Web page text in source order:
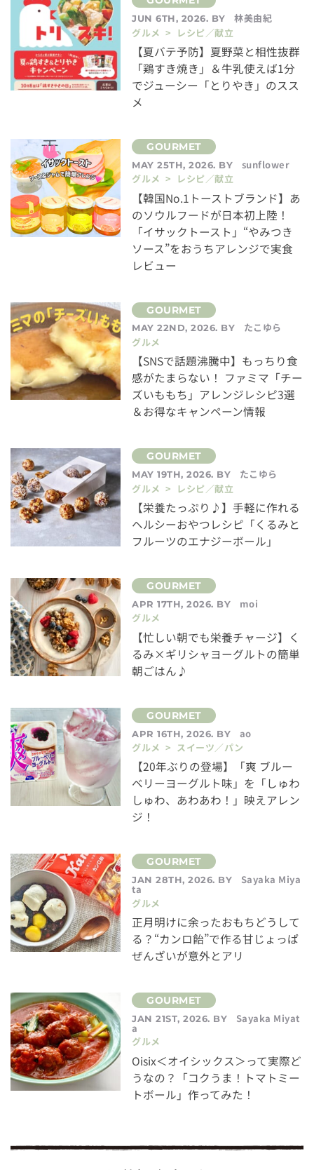
JUN 6TH, 2026. BY
林美由紀
グルメ > レシピ／献立
【夏バテ予防】夏野菜と相性抜群
「鶏すき焼き」＆牛乳使えば1分
でジューシー「とりやき」のスス
メ
MAY 25TH, 2026. BY
sunflower
グルメ > レシピ／献立
【韓国No.1トーストブランド】あ
のソウルフードが日本初上陸！
「イサックトースト」“やみつき
ソース”をおうちアレンジで実食
レビュー
MAY 22ND, 2026. BY
たこゆら
グルメ
【SNSで話題沸騰中】もっちり食
感がたまらない！ ファミマ「チー
ズいももち」アレンジレシピ3選
＆お得なキャンペーン情報
MAY 19TH, 2026. BY
たこゆら
グルメ > レシピ／献立
【栄養たっぷり♪】手軽に作れる
ヘルシーおやつレシピ「くるみと
フルーツのエナジーボール」
APR 17TH, 2026. BY
moi
グルメ
【忙しい朝でも栄養チャージ】く
るみ×ギリシャヨーグルトの簡単
朝ごはん♪
APR 16TH, 2026. BY
ao
グルメ > スイーツ／パン
【20年ぶりの登場】「爽 ブルー
ベリーヨーグルト味」を「しゅわ
しゅわ、あわあわ！」映えアレン
ジ！
JAN 28TH, 2026. BY Sayaka Miya
ta
グルメ
正月明けに余ったおもちどうして
る？“カンロ飴”で作る甘じょっぱ
ぜんざいが意外とアリ
JAN 21ST, 2026. BY Sayaka Miyat
a
グルメ
Oisix＜オイシックス＞って実際ど
うなの？「コクうま！トマトミー
トボール」作ってみた！